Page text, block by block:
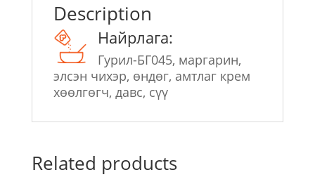
Description
Найрлага:
Гурил-БГ045, маргарин,
элсэн чихэр, өндөг, амтлаг крем
хөөлгөгч, давс, сүү
Related products